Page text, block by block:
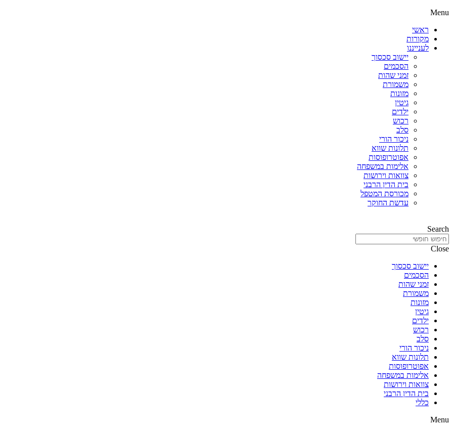
Menu
ראשי
מקורות
לענייננו
יישוב סכסוך
הסכמים
זמני שהות
משמורת
מזונות
גיטין
ילדים
רכוש
סלב
ניכור הורי
תלונות שווא
אפוטרופוסות
אלימות במשפחה
צוואות וירושות
בית הדין הרבני
מכורסת המטפל
עדשת החוקר
Search
Close
יישוב סכסוך
הסכמים
זמני שהות
משמורת
מזונות
גיטין
ילדים
רכוש
סלב
ניכור הורי
תלונות שווא
אפוטרופוסות
אלימות במשפחה
צוואות וירושות
בית הדין הרבני
כללי
Menu